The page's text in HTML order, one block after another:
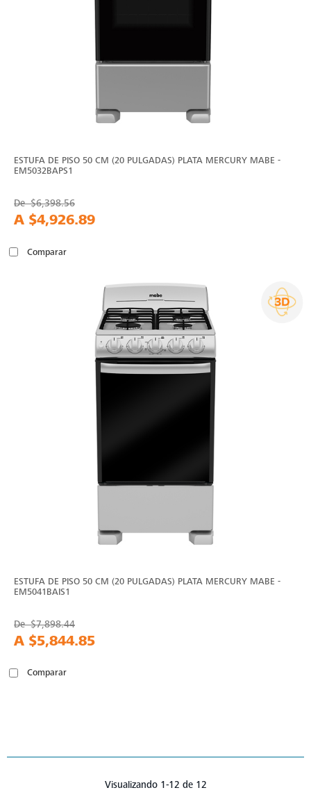
ESTUFA DE PISO 50 CM (20 PULGADAS) PLATA MERCURY MABE -
EM5032BAPS1
De$6,398.56
A $4,926.89
Comparar
ESTUFA DE PISO 50 CM (20 PULGADAS) PLATA MERCURY MABE -
EM5041BAIS1
De$7,898.44
A $5,844.85
Comparar
Visualizando 1-12 de 12